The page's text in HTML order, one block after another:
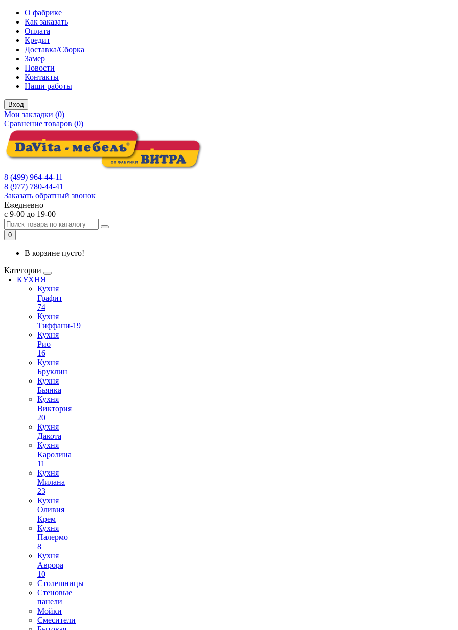
О фабрике
Как заказать
Оплата
Кредит
Доставка/Сборка
Замер
Новости
Контакты
Наши работы
Вход
Мои закладки (0)
Сравнение товаров (0)
8 (499) 964-44-11
8 (977) 780-44-41
Заказать обратный звонок
Ежедневно
с 9-00 до 19-00
0
В корзине пусто!
Категории
КУХНЯ
Кухня
Графит
74
Кухня
Тиффани-19
Кухня
Рио
16
Кухня
Бруклин
Кухня
Бьянка
Кухня
Виктория
20
Кухня
Дакота
Кухня
Каролина
11
Кухня
Милана
23
Кухня
Оливия
Крем
Кухня
Палермо
8
Кухня
Аврора
10
Столешницы
Стеновые
панели
Мойки
Смесители